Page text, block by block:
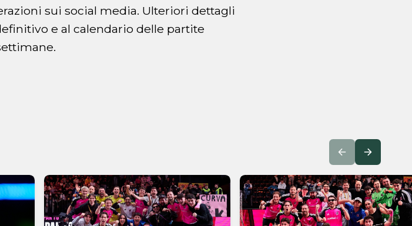
sui social media. Ulteriori dettagli
e al calendario delle partite